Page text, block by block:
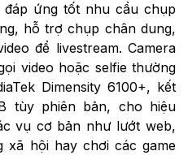
đáp ứng tốt nhu cầu chụp
hỗ trợ chụp chân dung,
để livestream. Camera
video hoặc selfie thường
Dimensity 6100+, kết
tùy phiên bản, cho hiệu
vụ cơ bản như lướt web,
xã hội hay chơi các game